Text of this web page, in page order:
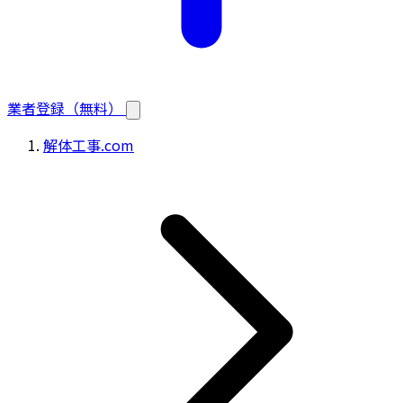
業者登録（無料）
解体工事.com